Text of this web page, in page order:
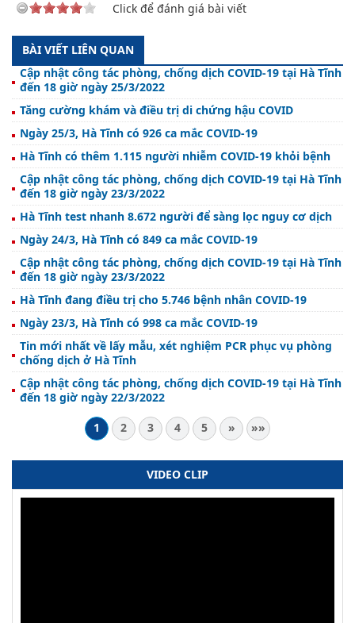
Click để đánh giá bài viết
BÀI VIẾT LIÊN QUAN
Cập nhật công tác phòng, chống dịch COVID-19 tại Hà Tĩnh
đến 18 giờ ngày 25/3/2022
Tăng cường khám và điều trị di chứng hậu COVID
Ngày 25/3, Hà Tĩnh có 926 ca mắc COVID-19
Hà Tĩnh có thêm 1.115 người nhiễm COVID-19 khỏi bệnh
Cập nhật công tác phòng, chống dịch COVID-19 tại Hà Tĩnh
đến 18 giờ ngày 23/3/2022
Hà Tĩnh test nhanh 8.672 người để sàng lọc nguy cơ dịch
Ngày 24/3, Hà Tĩnh có 849 ca mắc COVID-19
Cập nhật công tác phòng, chống dịch COVID-19 tại Hà Tĩnh
đến 18 giờ ngày 23/3/2022
Hà Tĩnh đang điều trị cho 5.746 bệnh nhân COVID-19
Ngày 23/3, Hà Tĩnh có 998 ca mắc COVID-19
Tin mới nhất về lấy mẫu, xét nghiệm PCR phục vụ phòng
chống dịch ở Hà Tĩnh
Cập nhật công tác phòng, chống dịch COVID-19 tại Hà Tĩnh
đến 18 giờ ngày 22/3/2022
1
2 3 4 5 » »»
VIDEO CLIP